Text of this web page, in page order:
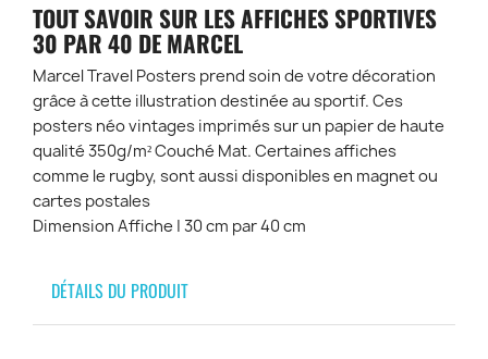
TOUT SAVOIR SUR LES AFFICHES SPORTIVES
30 PAR 40 DE MARCEL
Marcel Travel Posters prend soin de votre décoration
grâce à cette illustration destinée au sportif. Ces
posters néo vintages imprimés sur un papier de haute
qualité 350g/m² Couché Mat. Certaines affiches
comme le rugby, sont aussi disponibles en magnet ou
cartes postales
Dimension Affiche | 30 cm par 40 cm
DÉTAILS DU PRODUIT